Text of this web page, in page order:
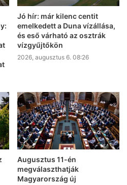
Jó hír: már kilenc centit
emelkedett a Duna vízállása,
és eső várható az osztrák
vízgyűjtőkön
2026, augusztus 6. 08:26
Augusztus 11-én
megválaszthatják
Magyarország új